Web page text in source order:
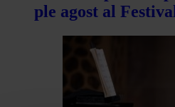
ple agost al